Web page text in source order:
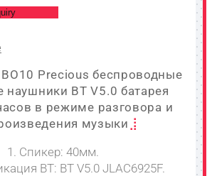
BO10 Precious беспроводные
наушники BT V5.0 батарея
в режиме разговора и
музыки
1. Спикер: 40мм.
BT: BT V5.0 JLAC6925F.